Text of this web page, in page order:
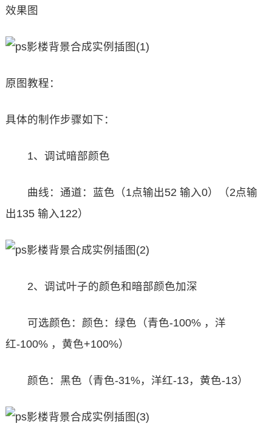
效果图
原图教程：
具体的制作步骤如下：
1、调试暗部颜色
曲线：通道：蓝色（1点输出52 输入0）（2点输
出135 输入122）
2、调试叶子的颜色和暗部颜色加深
可选颜色：颜色：绿色（青色-100% ，洋
红-100% ，黄色+100%）
颜色：黑色（青色-31%，洋红-13，黄色-13）